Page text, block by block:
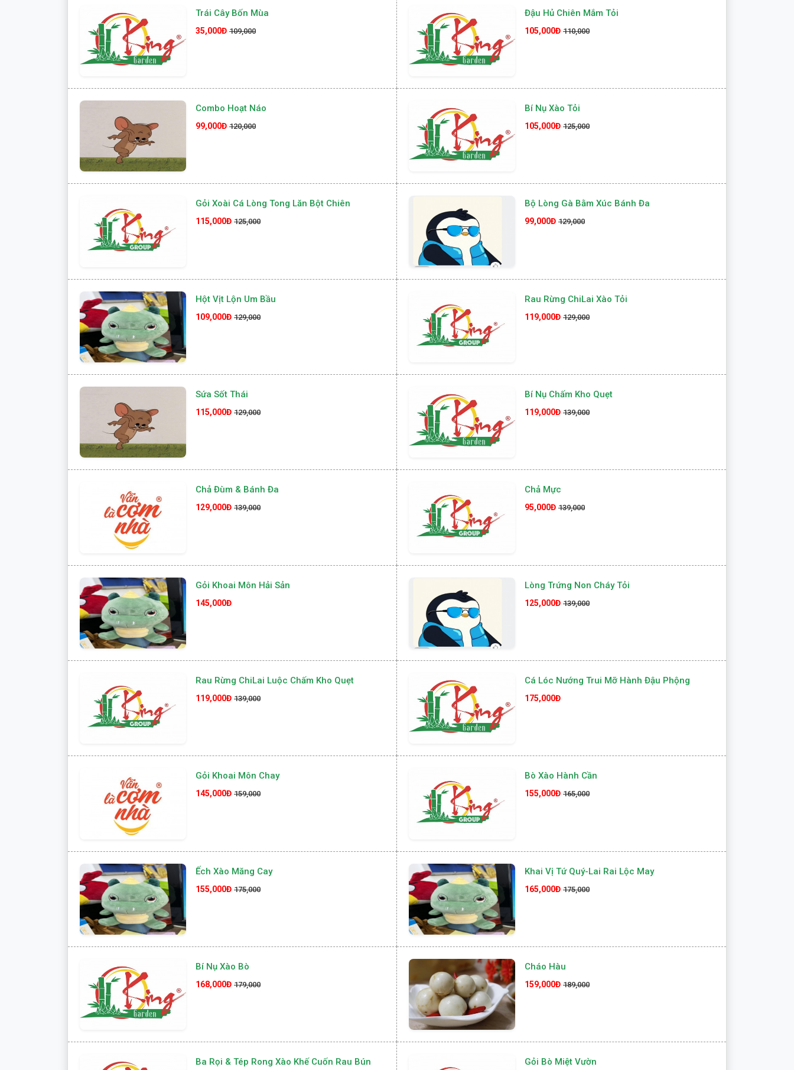
Trái Cây Bốn Mùa
35,000Đ 109,000
Đậu Hủ Chiên Mắm Tỏi
105,000Đ 110,000
Combo Hoạt Náo
99,000Đ 120,000
Bí Nụ Xào Tỏi
105,000Đ 125,000
Gỏi Xoài Cá Lòng Tong Lăn Bột Chiên
115,000Đ 125,000
Bộ Lòng Gà Bằm Xúc Bánh Đa
99,000Đ 129,000
Hột Vịt Lộn Um Bầu
109,000Đ 129,000
Rau Rừng ChiLai Xào Tỏi
119,000Đ 129,000
Sứa Sốt Thái
115,000Đ 129,000
Bí Nụ Chấm Kho Quẹt
119,000Đ 139,000
Chả Đùm & Bánh Đa
129,000Đ 139,000
Chả Mực
95,000Đ 139,000
Gỏi Khoai Môn Hải Sản
145,000Đ
Lòng Trứng Non Cháy Tỏi
125,000Đ 139,000
Rau Rừng ChiLai Luộc Chấm Kho Quẹt
119,000Đ 139,000
Cá Lóc Nướng Trui Mỡ Hành Đậu Phộng
175,000Đ
Gỏi Khoai Môn Chay
145,000Đ 159,000
Bò Xào Hành Cần
155,000Đ 165,000
Ếch Xào Măng Cay
155,000Đ 175,000
Khai Vị Tứ Quý-Lai Rai Lộc May
165,000Đ 175,000
Bí Nụ Xào Bò
168,000Đ 179,000
Cháo Hàu
159,000Đ 189,000
Ba Rọi & Tép Rong Xào Khế Cuốn Rau Bún Gỏi Bò Miệt Vườn